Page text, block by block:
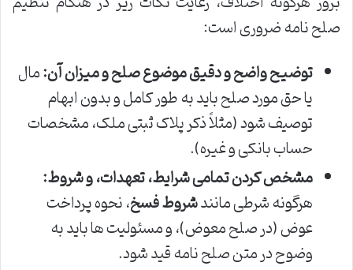
صلح نامه ضروری است:
توضیح واضح و دقیق موضوع صلح و میزان آن:مال
یا حق مورد صلح باید به طور کامل و بدون ابهام
توصیف شود (مثلاً ذکر پلاک ثبتی ملک، مشخصات
حساب بانکی و غیره).
مشخص کردن تمامی شرایط، تعهدات، و شروط:
هرگونه شرطی مانندشروط فسخ، نحوه پرداخت
عوض (در صلح معوض)، و مسئولیت ها باید به
وضوح در متن صلح نامه قید شود.